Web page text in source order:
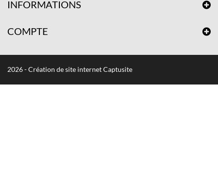
INFORMATIONS
COMPTE
2026 - Création de site internet Captusite